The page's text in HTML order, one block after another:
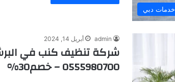
خدمات دبي
admin أبريل 14, 2024
شركة تنظيف كنب في
0555980700 – خصم30%